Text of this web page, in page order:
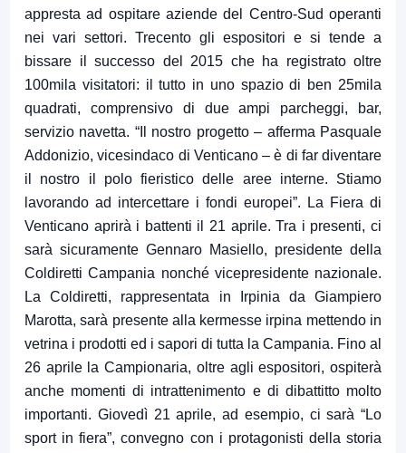
appresta ad ospitare aziende del Centro-Sud operanti
nei vari settori. Trecento gli espositori e si tende a
bissare il successo del 2015 che ha registrato oltre
100mila visitatori: il tutto in uno spazio di ben 25mila
quadrati, comprensivo di due ampi parcheggi, bar,
servizio navetta. “Il nostro progetto – afferma Pasquale
Addonizio, vicesindaco di Venticano – è di far diventare
il nostro il polo fieristico delle aree interne. Stiamo
lavorando ad intercettare i fondi europei”. La Fiera di
Venticano aprirà i battenti il 21 aprile. Tra i presenti, ci
sarà sicuramente Gennaro Masiello, presidente della
Coldiretti Campania nonché vicepresidente nazionale.
La Coldiretti, rappresentata in Irpinia da Giampiero
Marotta, sarà presente alla kermesse irpina mettendo in
vetrina i prodotti ed i sapori di tutta la Campania. Fino al
26 aprile la Campionaria, oltre agli espositori, ospiterà
anche momenti di intrattenimento e di dibattitto molto
importanti. Giovedì 21 aprile, ad esempio, ci sarà “Lo
sport in fiera”, convegno con i protagonisti della storia